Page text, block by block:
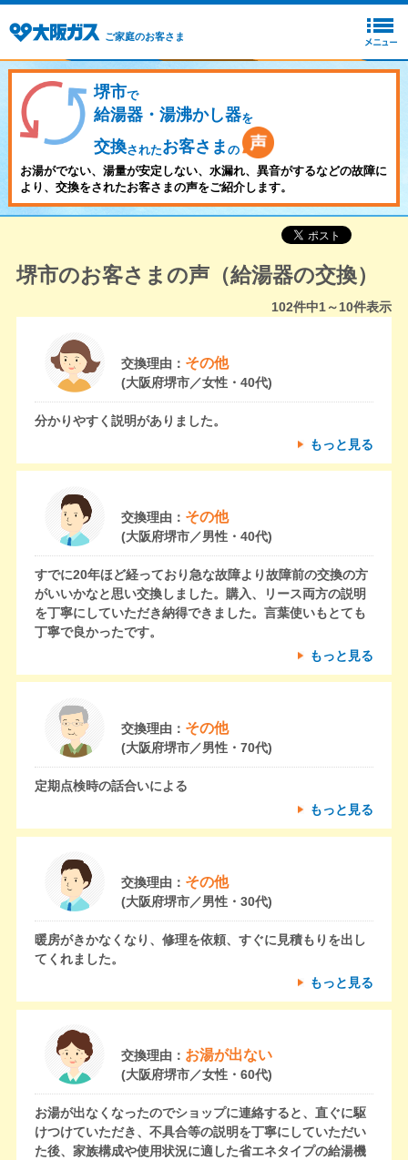
ご家庭のお客さま
堺市で
給湯器・湯沸かし器を
交換されたお客さま の
お湯がでない、湯量が安定しない、水漏れ、異音がするなどの故障に
より、交換をされたお客さまの声をご紹介します。
堺市のお客さまの声（給湯器の交換）
102件中1～10件表示
交換理由： その他
(大阪府堺市／女性・40代)
分かりやすく説明がありました。
もっと見る
交換理由： その他
(大阪府堺市／男性・40代)
すでに20年ほど経っており急な故障より故障前の交換の方
がいいかなと思い交換しました。購入、リース両方の説明
を丁寧にしていただき納得できました。言葉使いもとても
丁寧で良かったです。
もっと見る
交換理由： その他
(大阪府堺市／男性・70代)
定期点検時の話合いによる
もっと見る
交換理由： その他
(大阪府堺市／男性・30代)
暖房がきかなくなり、修理を依頼、すぐに見積もりを出し
てくれました。
もっと見る
交換理由： お湯が出ない
(大阪府堺市／女性・60代)
お湯が出なくなったのでショップに連絡すると、直ぐに駆
けつけていただき、不具合等の説明を丁寧にしていただい
た後、家族構成や使用状況に適した省エネタイプの給湯機